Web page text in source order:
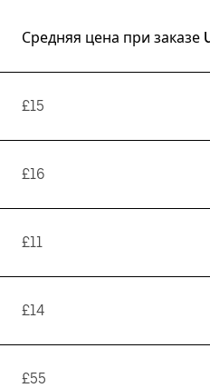
Средняя цена при заказе
£15
£16
£11
£14
£55